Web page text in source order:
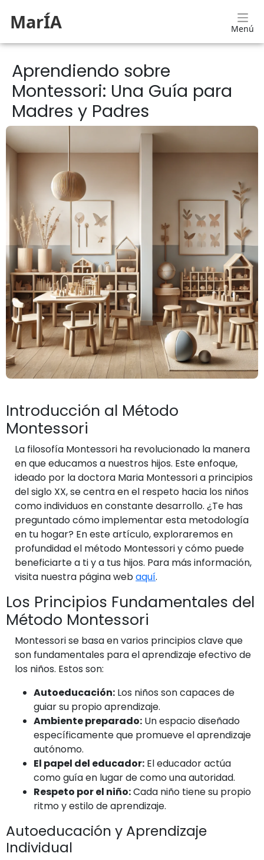
MarÍA Menú
Aprendiendo sobre
Montessori: Una Guía para
Madres y Padres
Introducción al Método
Montessori
La filosofía Montessori ha revolucionado la manera
en que educamos a nuestros hijos. Este enfoque,
ideado por la doctora Maria Montessori a principios
del siglo XX, se centra en el respeto hacia los niños
como individuos en constante desarrollo. ¿Te has
preguntado cómo implementar esta metodología
en tu hogar? En este artículo, exploraremos en
profundidad el método Montessori y cómo puede
beneficiarte a ti y a tus hijos. Para más información,
visita nuestra página webaquí.
Los Principios Fundamentales del
Método Montessori
Montessori se basa en varios principios clave que
son fundamentales para el aprendizaje efectivo de
los niños. Estos son:
Autoeducación: Los niños son capaces de
guiar su propio aprendizaje.
Ambiente preparado: Un espacio diseñado
específicamente que promueve el aprendizaje
autónomo.
El papel del educador: El educador actúa
como guía en lugar de como una autoridad.
Respeto por el niño:Cada niño tiene su propio
ritmo y estilo de aprendizaje.
Autoeducación y Aprendizaje
Individual